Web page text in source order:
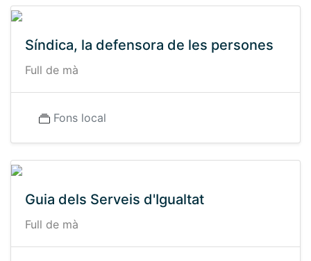
Síndica, la defensora de les persones
Full de mà
Fons local
Guia dels Serveis d'Igualtat
Full de mà